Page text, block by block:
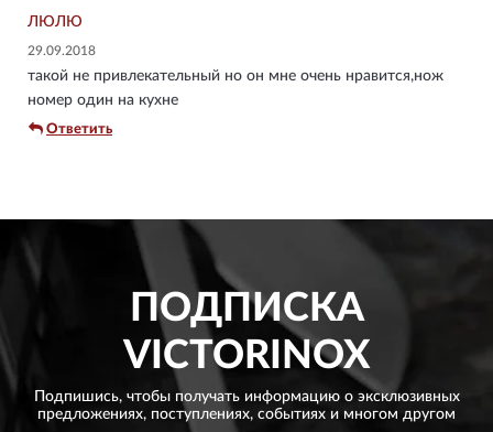
ЛЮЛЮ
29.09.2018
такой не привлекательный но он мне очень нравится,нож
номер один на кухне
Ответить
ПОДПИСКА
VICTORINOX
Подпишись, чтобы получать информацию о эксклюзивных
предложениях, поступлениях, событиях и многом другом